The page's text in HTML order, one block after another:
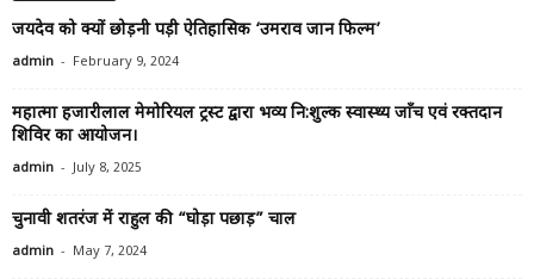
जयदेव को क्यों छोड़नी पड़ी ऐतिहासिक ‘उमराव जान फिल्म’
admin - February 9, 2024
महात्मा हजारीलाल मेमोरियल ट्रस्ट द्वारा भव्य नि:शुल्क स्वास्थ्य जाँच एवं रक्तदान
शिविर का आयोजन।
admin - July 8, 2025
चुनावी शतरंज में राहुल की “घोड़ा पछाड़” चाल
admin - May 7, 2024